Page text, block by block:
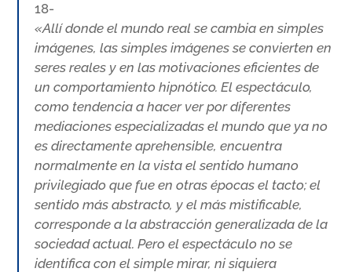
18-
«Allí donde el mundo real se cambia en simples
imágenes, las simples imágenes se convierten en
seres reales y en las motivaciones eficientes de
un comportamiento hipnótico. El espectáculo,
como tendencia a hacer ver por diferentes
mediaciones especializadas el mundo que ya no
es directamente aprehensible, encuentra
normalmente en la vista el sentido humano
privilegiado que fue en otras épocas el tacto; el
sentido más abstracto, y el más mistificable,
corresponde a la abstracción generalizada de la
sociedad actual. Pero el espectáculo no se
identifica con el simple mirar, ni siquiera